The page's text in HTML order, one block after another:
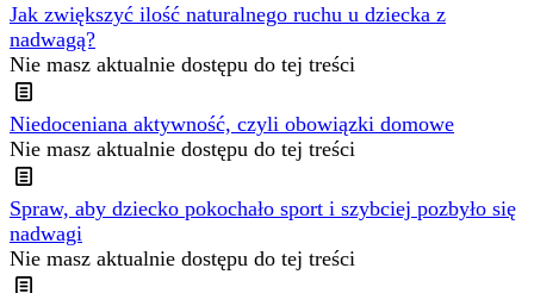
Jak zwiększyć ilość naturalnego ruchu u dziecka z
nadwagą?
Nie masz aktualnie dostępu do tej treści
Niedoceniana aktywność, czyli obowiązki domowe
Nie masz aktualnie dostępu do tej treści
Spraw, aby dziecko pokochało sport i szybciej pozbyło się
nadwagi
Nie masz aktualnie dostępu do tej treści